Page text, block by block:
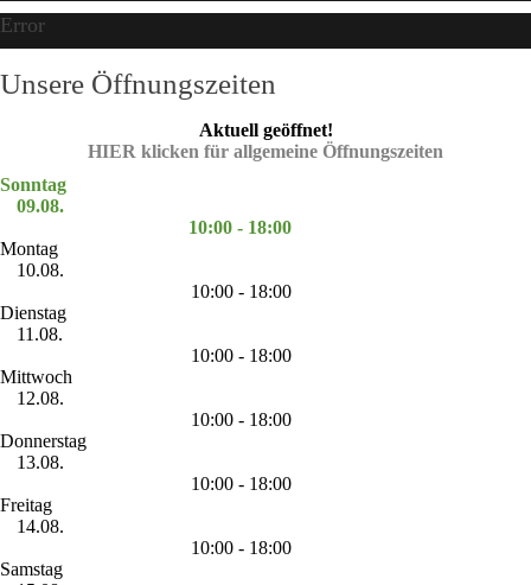
Error
Unsere Öffnungszeiten
Aktuell geöffnet!
HIER klicken für allgemeine Öffnungszeiten
Sonntag
09.08.
10:00 - 18:00
Montag
10.08.
10:00 - 18:00
Dienstag
11.08.
10:00 - 18:00
Mittwoch
12.08.
10:00 - 18:00
Donnerstag
13.08.
10:00 - 18:00
Freitag
14.08.
10:00 - 18:00
Samstag